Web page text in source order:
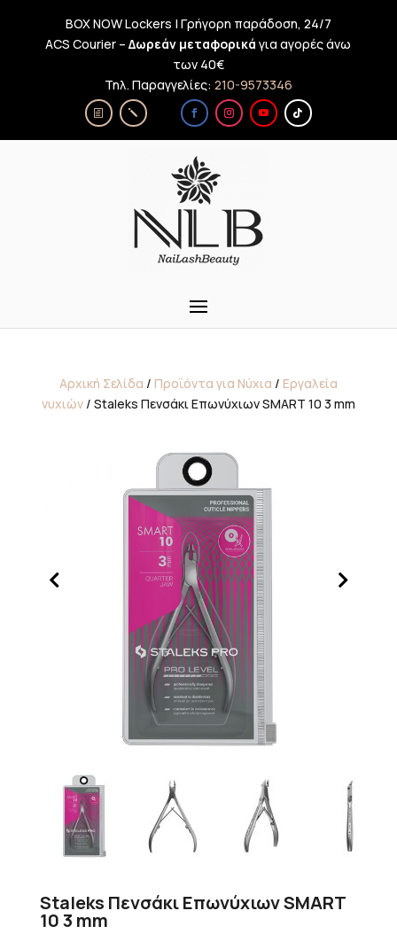
BOX NOW Lockers | Γρήγορη παράδοση, 24/7
ACS Courier –Δωρεάν μεταφορικά για αγορές άνω
των 40€
Τηλ. Παραγγελίες: 210-9573346
Αρχική Σελίδα / Προϊόντα για Νύχια / Εργαλεία
νυχιών/ Staleks Πενσάκι Επωνύχιων SMART 10 3 mm
Staleks Πενσάκι Επωνύχιων SMART
10 3 mm